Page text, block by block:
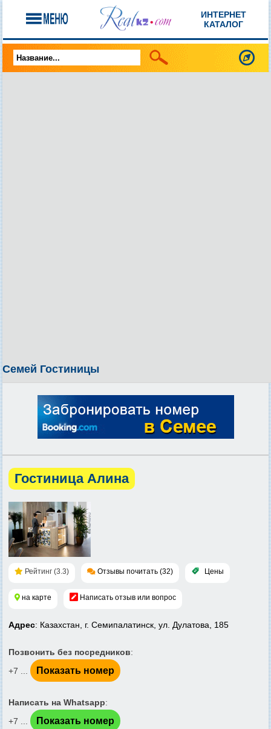
ИНТЕРНЕТ
КАТАЛОГ
Семей Гостиницы
Гостиница Алина
Рейтинг (3.3) Отзывы почитать (32) Цены
на карте Написать отзыв или вопрос
Адрес: Казахстан, г. Семипалатинск, ул. Дулатова, 185
Позвонить без посредников:
+7 ...
Показать номер
Написать на Whatsapp:
+7 ...
Показать номер